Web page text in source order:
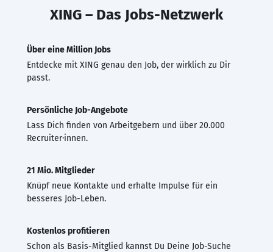
XING – Das Jobs-Netzwerk
Über eine Million Jobs
Entdecke mit XING genau den Job, der wirklich zu Dir
passt.
Persönliche Job-Angebote
Lass Dich finden von Arbeitgebern und über 20.000
Recruiter·innen.
21 Mio. Mitglieder
Knüpf neue Kontakte und erhalte Impulse für ein
besseres Job-Leben.
Kostenlos profitieren
Schon als Basis-Mitglied kannst Du Deine Job-Suche